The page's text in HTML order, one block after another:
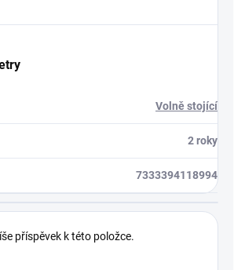
Volně stojící
2 roky
7333394118994
příspěvek k této položce.